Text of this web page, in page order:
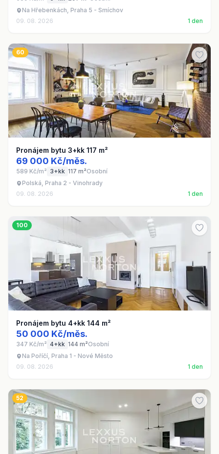
Na Hřebenkách, Praha 5 - Smíchov
09. 08. 2026
1 den
60
Pronájem bytu 3+kk 117 m²
69 000 Kč/měs.
589 Kč/m² 3+kk 117 m²Osobní
Polská, Praha 2 - Vinohrady
09. 08. 2026
1 den
100
Pronájem bytu 4+kk 144 m²
50 000 Kč/měs.
347 Kč/m² 4+kk 144 m²Osobní
Na Poříčí, Praha 1 - Nové Město
09. 08. 2026
1 den
52